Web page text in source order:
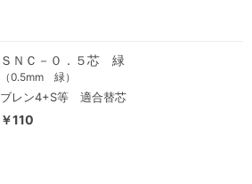
ＳＮＣ－０．５芯 緑
（0.5mm 緑）
ブレン4+S等 適合替芯
￥110